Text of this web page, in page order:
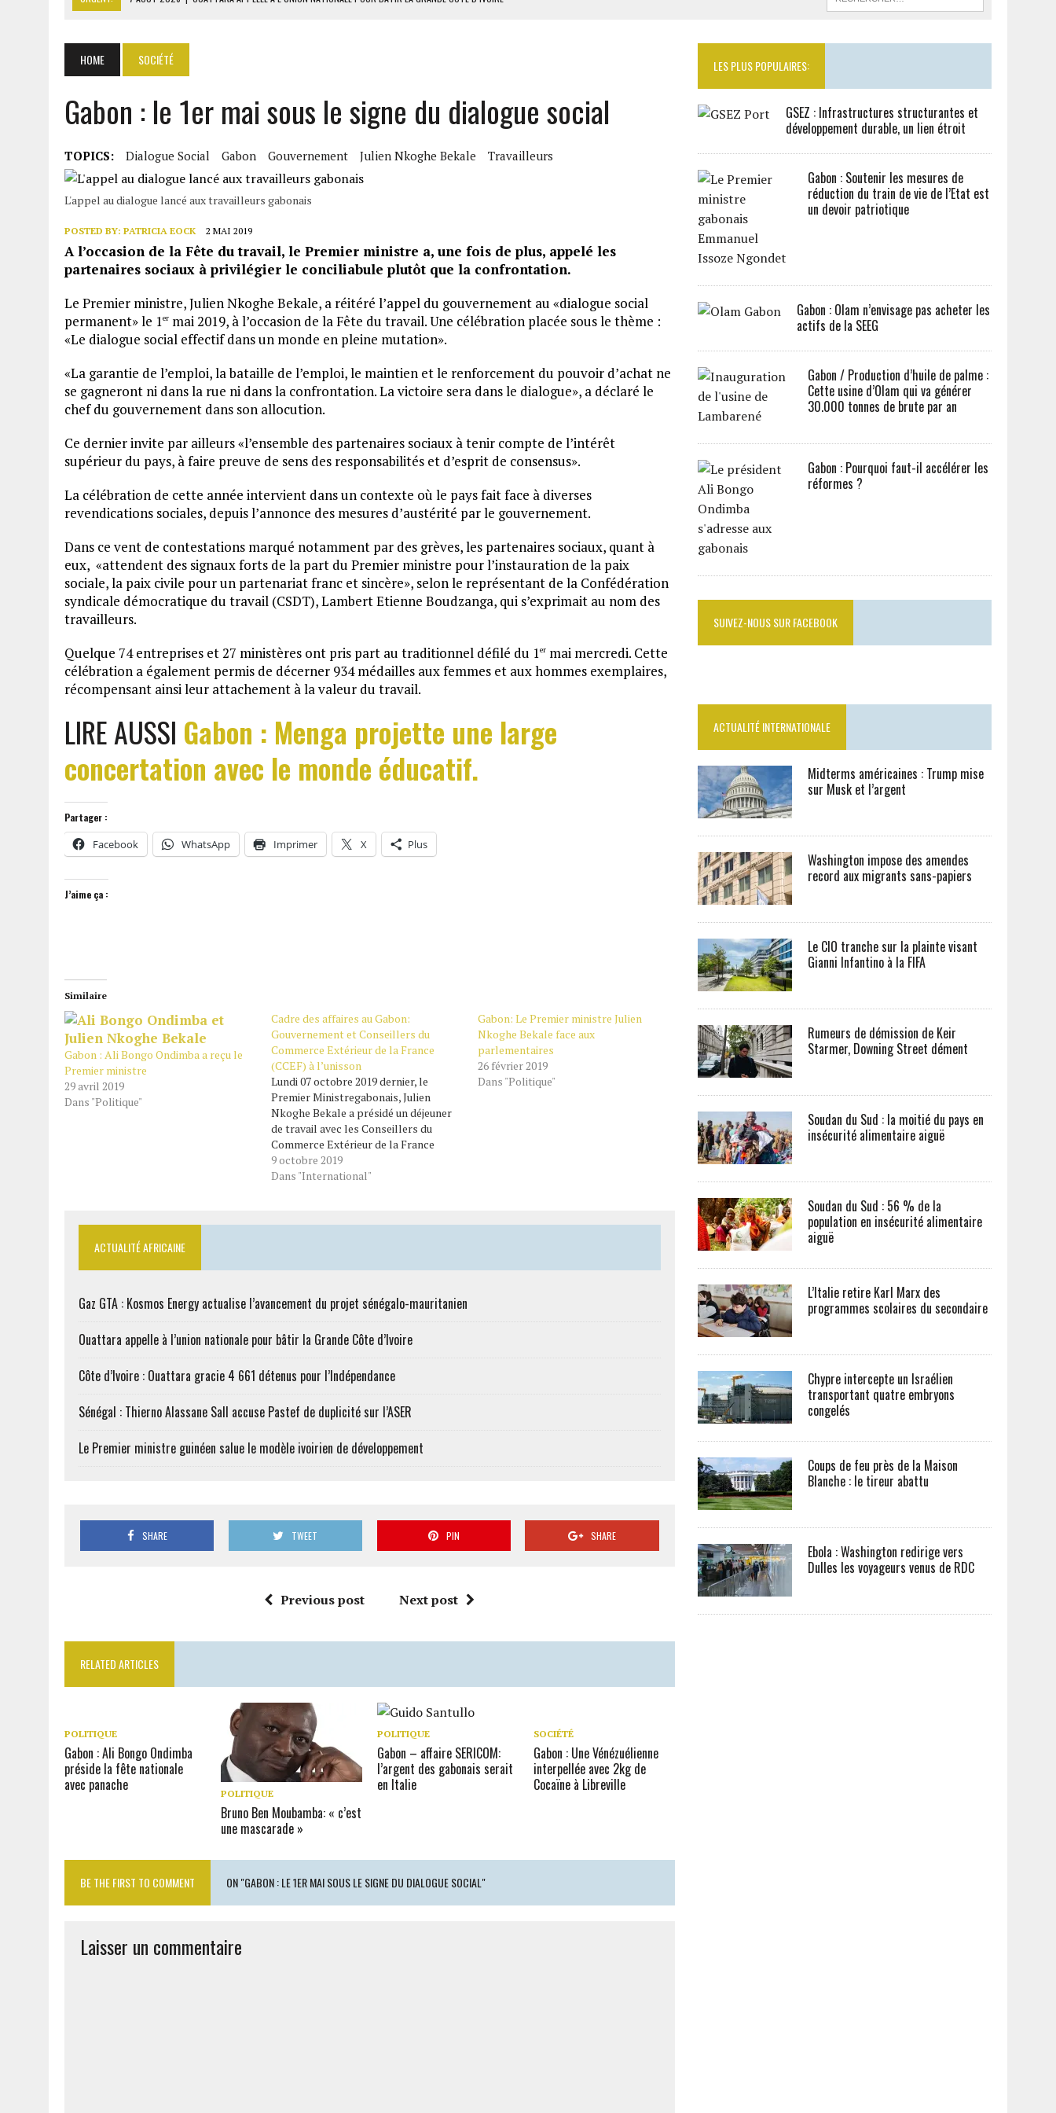
SÉNÉGAL : THIERNO ALASSANE SALL ACCUSE PASTEF DE DUPLICITÉ SUR L’ASER
7 AOÛT 2026 | LE PREMIER MINISTRE GUINÉEN SALUE LE MODÈLE IVOIRIEN DE DÉVELOPPEMENT
7 AOÛT 2026
GAZ GTA : KOSMOS ENERGY ACTUALISE L’AVANCEMENT DU PROJET SÉNÉGALO-MAURITANIEN
HOME SOCIÉTÉ
Gabon : le 1er mai sous le signe du dialogue social
TOPICS: Dialogue Social Gabon Gouvernement Julien Nkoghe Bekale Travailleurs
L'appel au dialogue lancé aux travailleurs gabonais
POSTED BY: PATRICIA EOCK 2 MAI 2019
A l’occasion de la Fête du travail, le Premier ministre a, une fois de plus, appelé les
partenaires sociaux à privilégier le conciliabule plutôt que la confrontation.
Le Premier ministre, Julien Nkoghe Bekale, a réitéré l’appel du gouvernement au «dialogue social
permanent» le 1er mai 2019, à l’occasion de la Fête du travail. Une célébration placée sous le thème :
«Le dialogue social effectif dans un monde en pleine mutation».
«La garantie de l’emploi, la bataille de l’emploi, le maintien et le renforcement du pouvoir d’achat ne
se gagneront ni dans la rue ni dans la confrontation. La victoire sera dans le dialogue», a déclaré le
chef du gouvernement dans son allocution.
Ce dernier invite par ailleurs «l’ensemble des partenaires sociaux à tenir compte de l’intérêt
supérieur du pays, à faire preuve de sens des responsabilités et d’esprit de consensus».
La célébration de cette année intervient dans un contexte où le pays fait face à diverses
revendications sociales, depuis l’annonce des mesures d’austérité par le gouvernement.
Dans ce vent de contestations marqué notamment par des grèves, les partenaires sociaux, quant à
eux, «attendent des signaux forts de la part du Premier ministre pour l’instauration de la paix
sociale, la paix civile pour un partenariat franc et sincère», selon le représentant de la Confédération
syndicale démocratique du travail (CSDT), Lambert Etienne Boudzanga, qui s’exprimait au nom des
travailleurs.
Quelque 74 entreprises et 27 ministères ont pris part au traditionnel défilé du 1er mai mercredi. Cette
célébration a également permis de décerner 934 médailles aux femmes et aux hommes exemplaires,
récompensant ainsi leur attachement à la valeur du travail.
LIRE AUSSI Gabon : Menga projette une large
concertation avec le monde éducatif.
Partager :
Facebook WhatsApp Imprimer X Plus
J’aime ça :
Similaire
Gabon : Ali Bongo Ondimba a reçu le
Premier ministre
29 avril 2019
Dans "Politique"
Cadre des affaires au Gabon:
Gouvernement et Conseillers du
Commerce Extérieur de la France
(CCEF) à l’unisson
Lundi 07 octobre 2019 dernier, le
Premier Ministregabonais, Julien
Nkoghe Bekale a présidé un déjeuner
de travail avec les Conseillers du
Commerce Extérieur de la France
(CCEF). Pour la circonstance, il était
entouré de quelques membres de son
Budget). L’emploi, les finances
9 octobre 2019
Dans "International"
Gabon: Le Premier ministre Julien
Nkoghe Bekale face aux
parlementaires
26 février 2019
Dans "Politique"
ACTUALITÉ AFRICAINE
Gaz GTA : Kosmos Energy actualise l’avancement du projet sénégalo-mauritanien
Ouattara appelle à l’union nationale pour bâtir la Grande Côte d’Ivoire
Côte d’Ivoire : Ouattara gracie 4 661 détenus pour l’Indépendance
Sénégal : Thierno Alassane Sall accuse Pastef de duplicité sur l’ASER
Le Premier ministre guinéen salue le modèle ivoirien de développement
SHARE TWEET PIN SHARE
Previous post Next post
RELATED ARTICLES
POLITIQUE
Gabon : Ali Bongo Ondimba
préside la fête nationale
avec panache
POLITIQUE
Bruno Ben Moubamba: « c’est
une mascarade »
POLITIQUE
Gabon – affaire SERICOM:
l’argent des gabonais serait
en Italie
SOCIÉTÉ
Gabon : Une Vénézuélienne
interpellée avec 2kg de
Cocaïne à Libreville
BE THE FIRST TO COMMENT ON "GABON : LE 1ER MAI SOUS LE SIGNE DU DIALOGUE SOCIAL"
Laisser un commentaire
LES PLUS POPULAIRES:
GSEZ : Infrastructures structurantes et
développement durable, un lien étroit
Gabon : Soutenir les mesures de
réduction du train de vie de l’Etat est
un devoir patriotique
Gabon : Olam n’envisage pas acheter les
actifs de la SEEG
Gabon / Production d’huile de palme :
Cette usine d’Olam qui va générer
30.000 tonnes de brute par an
Gabon : Pourquoi faut-il accélérer les
réformes ?
SUIVEZ-NOUS SUR FACEBOOK
ACTUALITÉ INTERNATIONALE
Midterms américaines : Trump mise
sur Musk et l’argent
Washington impose des amendes
record aux migrants sans-papiers
Le CIO tranche sur la plainte visant
Gianni Infantino à la FIFA
Rumeurs de démission de Keir
Starmer, Downing Street dément
Soudan du Sud : la moitié du pays en
insécurité alimentaire aiguë
Soudan du Sud : 56 % de la
population en insécurité alimentaire
aiguë
L’Italie retire Karl Marx des
programmes scolaires du secondaire
Chypre intercepte un Israélien
transportant quatre embryons
congelés
Coups de feu près de la Maison
Blanche : le tireur abattu
Ebola : Washington redirige vers
Dulles les voyageurs venus de RDC